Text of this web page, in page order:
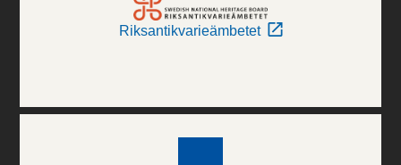
Riksantikvarieämbetet